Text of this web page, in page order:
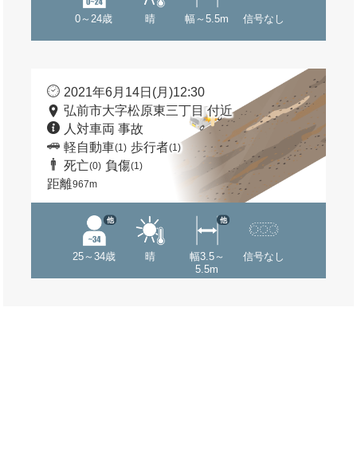
0～24歳 晴 幅～5.5m 信号なし
2021年6月14日(月)12:30
弘前市大字松原東三丁目 付近
人対車両 事故
軽自動車(1) 歩行者(1)
死亡(0) 負傷(1)
距離967m
25～34歳
他
晴
幅3.5～
5.5m
他
信号なし